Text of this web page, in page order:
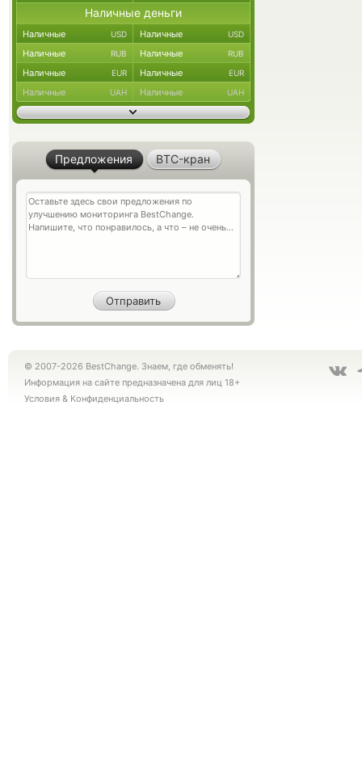
Наличные деньги
Наличные USD Наличные USD
Наличные RUB Наличные RUB
Наличные EUR Наличные EUR
Наличные UAH Наличные UAH
Предложения BTC-кран
© 2007-2026 BestChange. Знаем, где обменять!
Информация на сайте предназначена для лиц 18+
Условия & Конфиденциальность